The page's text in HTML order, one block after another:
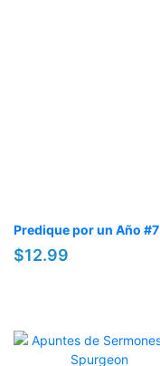
Predique por un Año #7
$12.99